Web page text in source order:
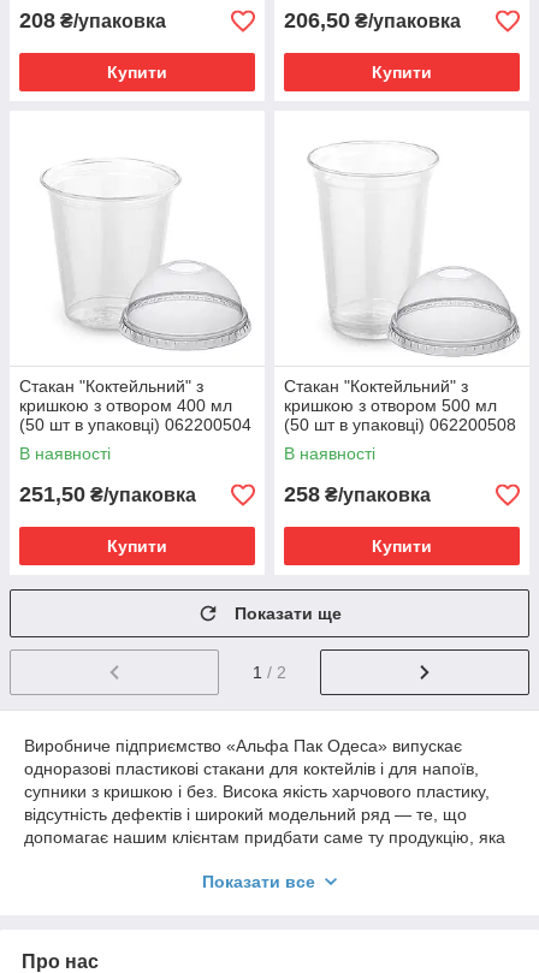
208 ₴/упаковка
Купити
206,50 ₴/упаковка
Купити
Стакан "Коктейльний" з
кришкою з отвором 400 мл
(50 шт в упаковці) 062200504
В наявності
251,50 ₴/упаковка
Купити
Стакан "Коктейльний" з
кришкою з отвором 500 мл
(50 шт в упаковці) 062200508
В наявності
258 ₴/упаковка
Купити
Показати ще
1 / 2
Виробниче підприємство «Альфа Пак Одеса» випускає
одноразові пластикові стакани для коктейлів і для напоїв,
супники з кришкою і без. Висока якість харчового пластику,
відсутність дефектів і широкий модельний ряд — те, що
допомагає нашим клієнтам придбати саме ту продукцію, яка
Доставка по Одесі повністю безкоштовна.
Показати все
Про нас